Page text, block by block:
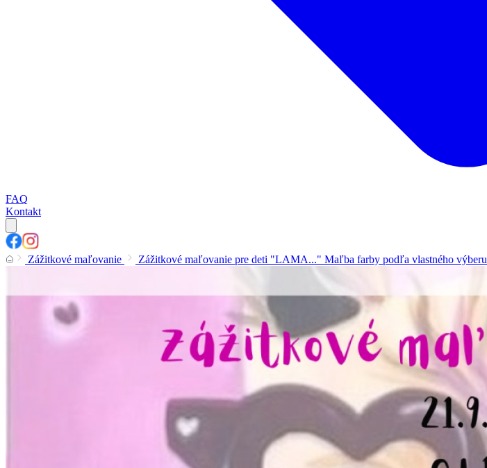
FAQ
Kontakt
Zážitkové maľovanie Zážitkové maľovanie pre deti "LAMA..." Maľba farby podľa vlastného výberu